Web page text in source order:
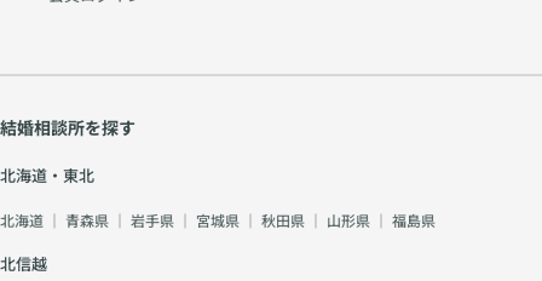
結婚相談所を探す
北海道・東北
北海道 ｜ 青森県 ｜ 岩手県 ｜ 宮城県 ｜ 秋田県 ｜ 山形県 ｜ 福島県
北信越